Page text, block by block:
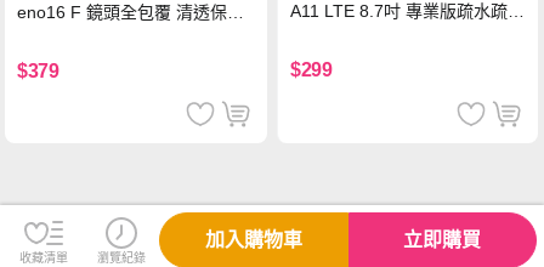
eno16 F 鏡頭全包覆 清透保護
$379
A11 LTE 8.7吋 專業版疏水疏油
$299
收藏清單 瀏覽紀錄
加入購物車 立即購買